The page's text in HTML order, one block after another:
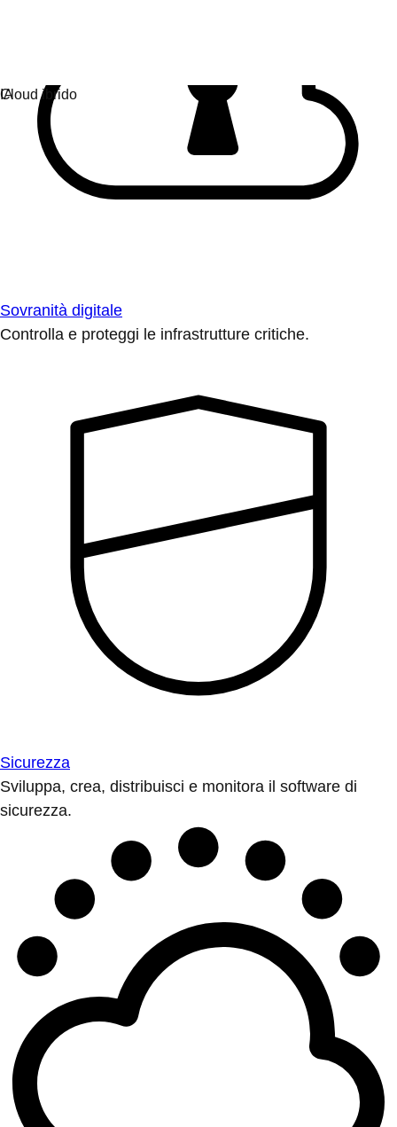
Sovranità digitale
Controlla e proteggi le infrastrutture critiche.
Sicurezza
Sviluppa, crea, distribuisci e monitora il software di
sicurezza.